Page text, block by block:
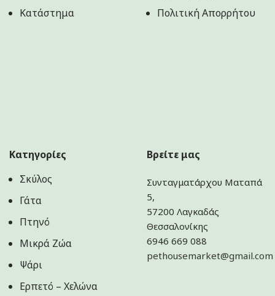
Κατάστημα
Πολιτική Aπορρήτου
Κατηγορίες
Σκύλος
Γάτα
Πτηνό
Μικρά Ζώα
Ψάρι
Ερπετό – Χελώνα
Βρείτε μας
Συνταγματάρχου Ματαπά
5,
57200 Λαγκαδάς
Θεσσαλονίκης
6946 669 088
pethousemarket@gmail.com